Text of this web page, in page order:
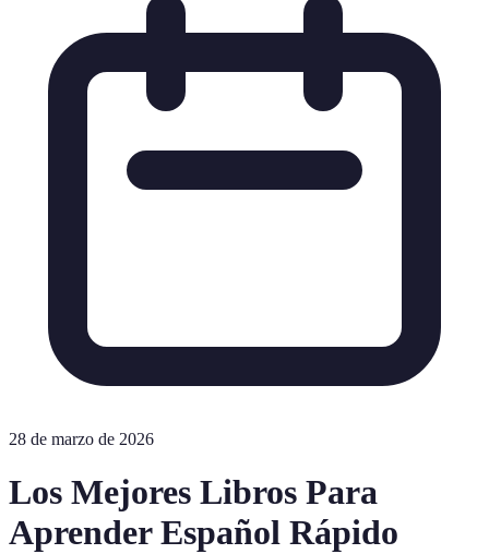
28 de marzo de 2026
Los Mejores Libros Para
Aprender Español Rápido